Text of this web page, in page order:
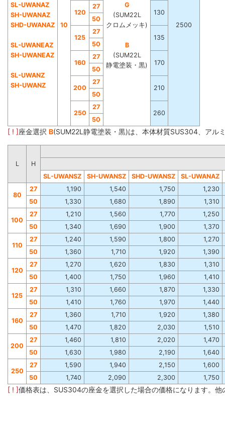
SL-UWANAZ
SH-UWANAZ
SHD-UWANAZ
SL-UWANEAZ
SH-UWANEAZ
SL-UWANZ
SH-UWANZ
10
G
(SUM22L
クロムメッキ)
B
(SUM22L
静電塗装・黒)
2500
120
27
130
50
125
27
135
50
160
27
170
50
200
27
210
50
250
27
260
50
[ ! ]座金選択 B(SUM22L静電塗装・黒)は、本体材質SUS304、アル
L
H
SL-UWANSZ
SH-UWANSZ SHD-UWANSZ SL-UWANAZ
80
27 1,190 1,540 1,750
1,230
50
1,330 1,680 1,890 1,310
100
27 1,210 1,560 1,770
1,250
50
1,340 1,690 1,900 1,370
110
27 1,240 1,590 1,800
1,270
50
1,360 1,710 1,920 1,390
120
27 1,270 1,620 1,830
1,310
50
1,400 1,750 1,960 1,410
125
27 1,310 1,660 1,870
1,330
50
1,410 1,760 1,970 1,440
160
27 1,360 1,710 1,920
1,380
50
1,470 1,820 2,030 1,510
200
27 1,460 1,810 2,020
1,470
50
1,630 1,980 2,190 1,640
250
27 1,590 1,940 2,150
1,600
50
1,740 2,090 2,300 1,750
[ ! ]価格表は、SUS304の座金を選択した場合の価格になります。